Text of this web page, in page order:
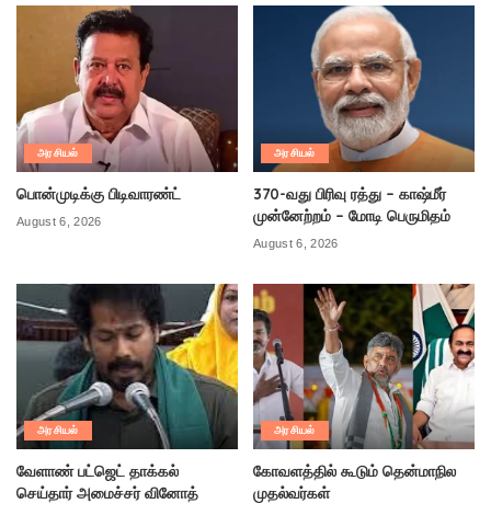
அரசியல்
பொன்முடிக்கு பிடிவாரண்ட்
August 6, 2026
அரசியல்
370-வது பிரிவு ரத்து – காஷ்மீர்
முன்னேற்றம் – மோடி பெருமிதம்
August 6, 2026
அரசியல்
வேளாண் பட்ஜெட் தாக்கல்
செய்தார் அமைச்சர் வினோத்
அரசியல்
கோவளத்தில் கூடும் தென்மாநில
முதல்வர்கள்